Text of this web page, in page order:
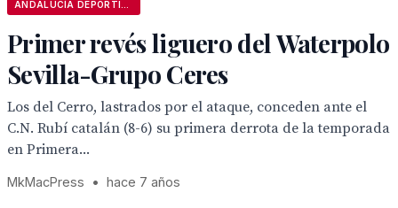
Primer revés liguero del Waterpolo
Sevilla-Grupo Ceres
Los del Cerro, lastrados por el ataque, conceden ante el
C.N. Rubí catalán (8-6) su primera derrota de la temporada
en Primera...
MkMacPress • hace 7 años